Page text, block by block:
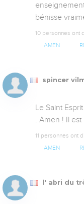
bénisse
10 personnes ont
AMEN
spincer
Le Saint
. Amen ! Il
11 personnes ont
AMEN
l' abri du